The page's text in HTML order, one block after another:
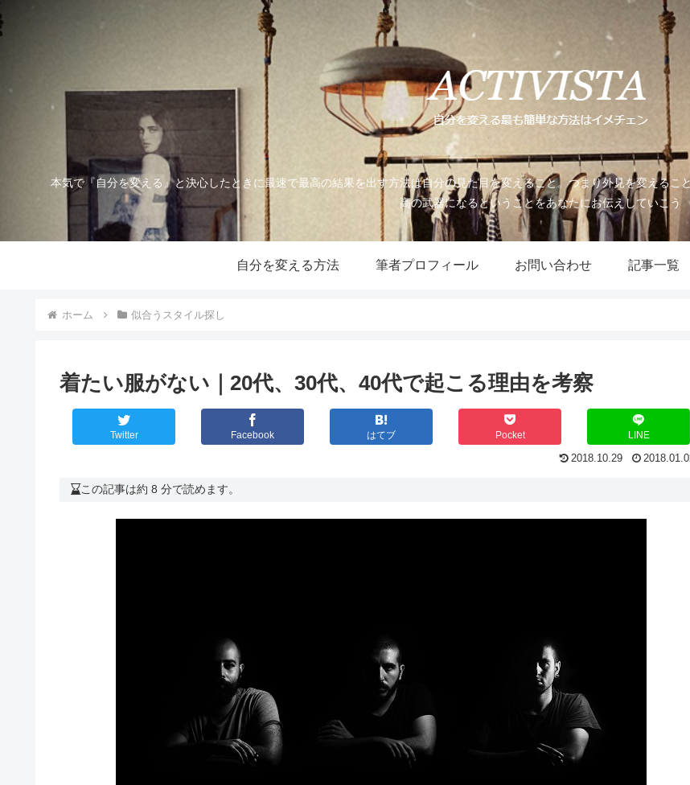
本気で『自分を変える』と決心したときに最速で最高の結果を出す方法は自分の見た目を変えること。つまり外見を変える
高の武器になるということをあなたにお伝えしていこう
自分を変える方法 筆者プロフィール お問い合わせ 記事一覧
ホーム 似合うスタイル探し
着たい服がない｜20代、30代、40代で起こる理由を考察
Twitter Facebook はてブ Pocket LINE
2018.10.29
この記事は約 8 分で読めます。